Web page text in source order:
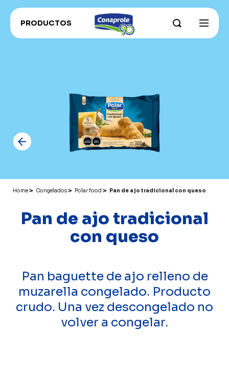
PRODUCTOS
Nuestros campos y productores
Sustentabilidad e innovación
Historia
RECETAS
RECOMENDADOS ADU
CATÁLOGO PRODUCTOS
Home Congelados Polar food Pan de ajo tradicional con queso
Pan de ajo tradicional
con queso
Pan baguette de ajo relleno de
muzarella congelado. Producto
crudo. Una vez descongelado no
volver a congelar.